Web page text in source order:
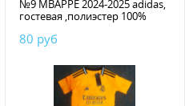
№9 MBAPPE 2024-2025 adidas,
гостевая ,полиэстер 100%
80 руб